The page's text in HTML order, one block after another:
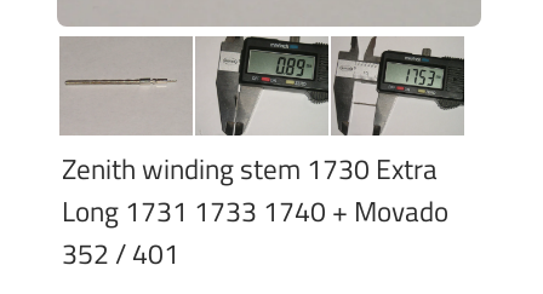
Zenith winding stem 1730 Extra
Long 1731 1733 1740 + Movado
352 / 401